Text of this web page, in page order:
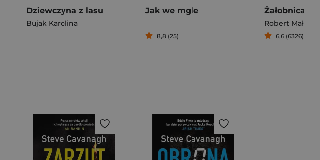
Dziewczyna z lasu
Bujak Karolina
Jak we mgle
8,8 (25)
Żałobnica
Robert Małecki
6,6 (6326)